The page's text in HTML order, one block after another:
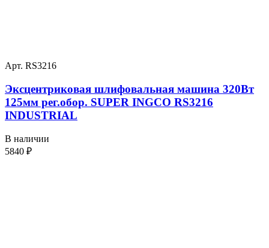
Арт. RS3216
Эксцентриковая шлифовальная машина 320Вт
125мм рег.обор. SUPER INGCO RS3216
INDUSTRIAL
В наличии
5840 ₽